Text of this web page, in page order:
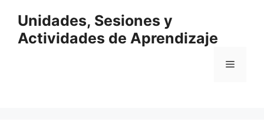
contenido
Unidades, Sesiones y
Actividades de Aprendizaje
Menú